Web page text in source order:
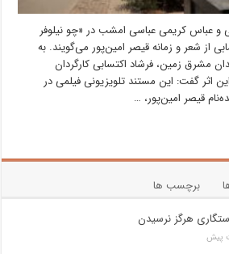
و عباس کریمی عباسی امشب در «چو نیلوفر
از شعر و زمانه قیصر امین‌پور می‌گویند. به
مشرق زمین، فرشاد اکتسابی کارگردان
این اثر گفت:‌ این مستند تلویزیونی فیلمی در
قیصر امین‌پور، …
برچسب ها
هرگز نرسیدن